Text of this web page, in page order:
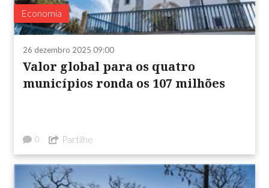
Economia
26 dezembro 2025 09:00
Valor global para os quatro
municípios ronda os 107 milhões
0 Partilhe